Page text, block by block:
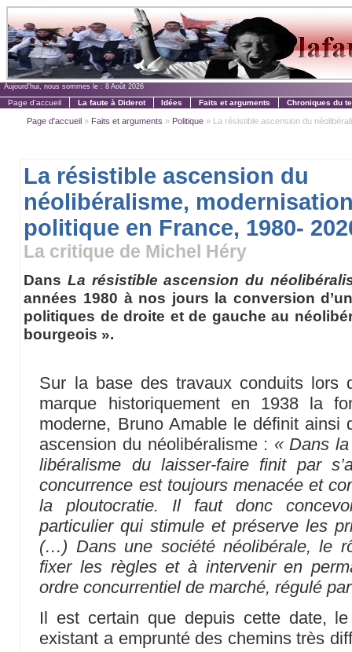
Aujourd'hui, nous sommes le : 8 Août 2026
Page d'accueil La faute à Diderot Idées Faits et arguments Chroniques du
Page d'accueil » Faits et arguments » Politique » La résistible ascension du
La résistible ascension du
néolibéralisme,
politique en France, 1980-
La critique de Michel Héry
DansLa résistible ascension du
années 1980 à nos jours la conversion
politiques de droite et de gauche au
bourgeois ».
Sur la base des travaux conduits lors
marque historiquement en 1938 la
moderne, Bruno Amable le définit ainsi
ascension du néolibéralisme : « Dans
libéralisme du laisser-faire finit par
concurrence est toujours menacée et
la ploutocratie. Il faut donc
particulier qui stimule et préserve les
(…) Dans une société néolibérale, le
fixer les règles et à intervenir en
ordre concurrentiel de marché, régulé
Il est certain que depuis cette date, le
existant a emprunté des chemins très